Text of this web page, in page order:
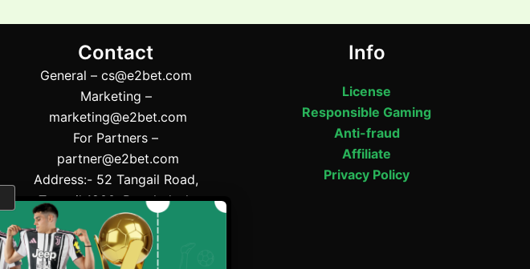
Contact
General – cs@e2bet.com
Marketing –
marketing@e2bet.com
For Partners –
partner@e2bet.com
Address:- 52 Tangail Road,
Tangail 1900, Bangladesh
Phone:- (+880) 1156564543
Info
License
Responsible Gaming
Anti-fraud
Affiliate
Privacy Policy